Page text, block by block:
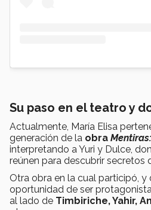
Su paso en el teatro y
Actualmente, María Elisa
generación de la obra
interpretando a Yuri y Dulce,
reúnen para descubrir secretos
Otra obra en la cual participó,
oportunidad de ser
al lado de Timbiriche, Yahir,